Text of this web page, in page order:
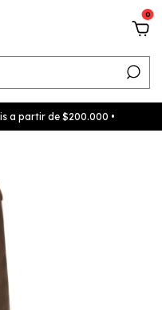
0
a partir de $200.000 •